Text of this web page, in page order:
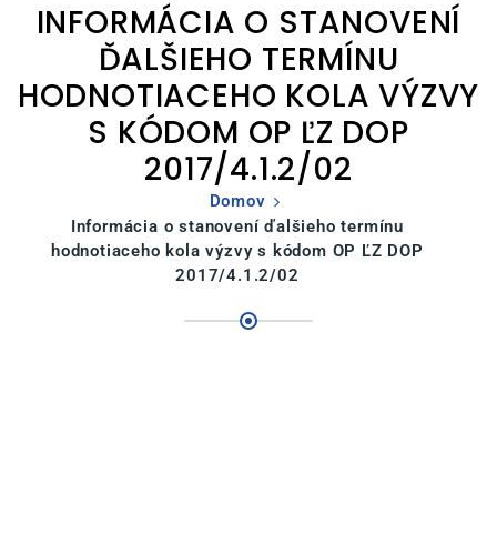
INFORMÁCIA O STANOVENÍ
ĎALŠIEHO TERMÍNU
HODNOTIACEHO KOLA VÝZVY
S KÓDOM OP ĽZ DOP
2017/4.1.2/02
Domov
Informácia o stanovení ďalšieho termínu
hodnotiaceho kola výzvy s kódom OP ĽZ DOP
2017/4.1.2/02